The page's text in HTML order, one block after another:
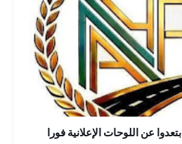
عن اللوحات الإعلانية فورا